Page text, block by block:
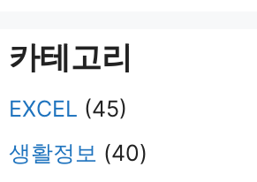
카테고리
EXCEL (45)
생활정보 (40)